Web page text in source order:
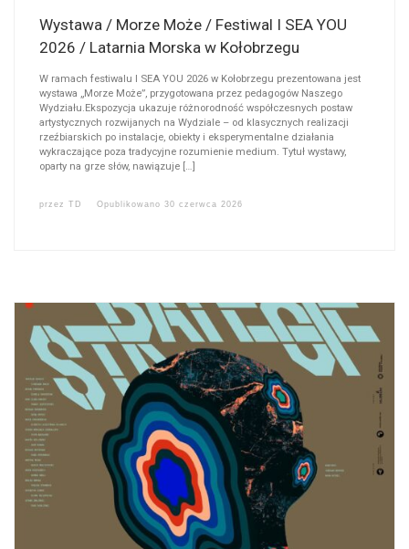
Wystawa / Morze Może / Festiwal I SEA YOU
2026 / Latarnia Morska w Kołobrzegu
W ramach festiwalu I SEA YOU 2026 w Kołobrzegu prezentowana jest
wystawa „Morze Może”, przygotowana przez pedagogów Naszego
Wydziału.Ekspozycja ukazuje różnorodność współczesnych postaw
artystycznych rozwijanych na Wydziale – od klasycznych realizacji
rzeźbiarskich po instalacje, obiekty i eksperymentalne działania
wykraczające poza tradycyjne rozumienie medium. Tytuł wystawy,
oparty na grze słów, nawiązuje […]
przezTD Opublikowano30 czerwca 2026